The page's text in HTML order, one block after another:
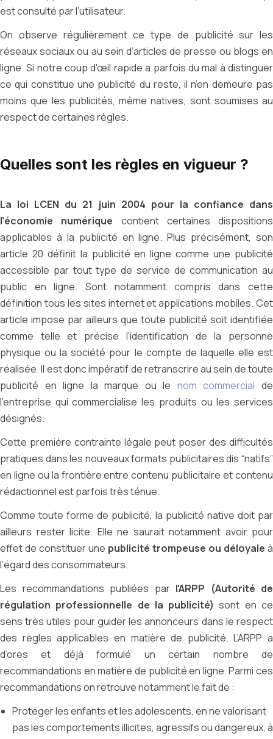
est consulté par l’utilisateur.
On observe régulièrement ce type de publicité sur les
réseaux sociaux ou au sein d’articles de presse ou blogs en
ligne. Si notre coup d'œil rapide a parfois du mal à distinguer
ce qui constitue une publicité du reste, il n’en demeure pas
moins que les publicités, même natives, sont soumises au
respect de certaines règles.
Quelles sont les règles en vigueur ?
La loi LCEN du 21 juin 2004 pour la confiance dans
l’économie numérique contient certaines dispositions
applicables à la publicité en ligne. Plus précisément, son
article 20 définit la publicité en ligne comme une publicité
accessible par tout type de service de communication au
public en ligne. Sont notamment compris dans cette
définition tous les sites internet et applications mobiles. Cet
article impose par ailleurs que toute publicité soit identifiée
comme telle et précise l’identification de la personne
physique ou la société pour le compte de laquelle elle est
réalisée. Il est donc impératif de retranscrire au sein de toute
publicité en ligne la marque ou le nom commercial de
l’entreprise qui commercialise les produits ou les services
désignés.
Cette première contrainte légale peut poser des difficultés
pratiques dans les nouveaux formats publicitaires dis “natifs”
en ligne ou la frontière entre contenu publicitaire et contenu
rédactionnel est parfois très ténue.
Comme toute forme de publicité, la publicité native doit par
ailleurs rester licite. Elle ne saurait notamment avoir pour
effet de constituer une publicité trompeuse ou déloyale à
l’égard des consommateurs.
Les recommandations publiées par l'ARPP (Autorité de
régulation professionnelle de la publicité) sont en ce
sens très utiles pour guider les annonceurs dans le respect
des règles applicables en matière de publicité. L’ARPP a
d’ores et déjà formulé un certain nombre de
recommandations en matière de publicité en ligne. Parmi ces
recommandations on retrouve notamment le fait de :
Protéger les enfants et les adolescents, en ne valorisant
pas les comportements illicites, agressifs ou dangereux, à